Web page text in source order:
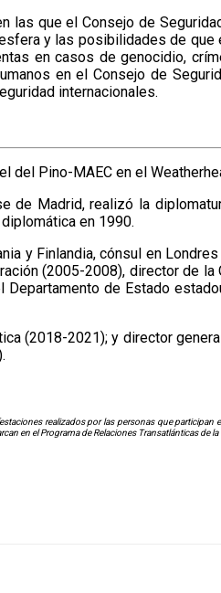
las que el Consejo de
y las posibilidades de
en casos de genocidio,
en el Consejo de
internacionales.
del Pino-MAEC en el
de Madrid, realizó la
en 1990.​
y Finlandia, cónsul en
(2005-2008), director de
de Estado
(2018-2021)​; y director
realizados por las personas que
en el Programa de Relaciones Transatlánticas de